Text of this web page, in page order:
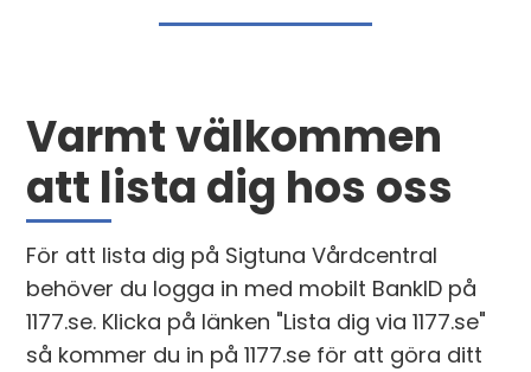
Varmt välkommen
att lista dig hos oss
För att lista dig på Sigtuna Vårdcentral
behöver du logga in med mobilt BankID på
1177.se. Klicka på länken "Lista dig via 1177.se"
så kommer du in på 1177.se för att göra ditt